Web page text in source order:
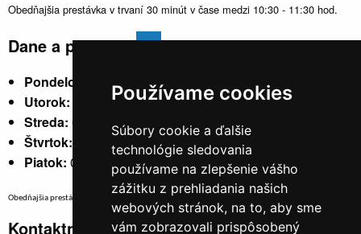
Používame cookies
Súbory cookie a ďalšie
technológie sledovania
používame na zlepšenie vášho
zážitku z prehliadania našich
webových stránok, na to, aby sme
vám zobrazovali prispôsobený
Obedňajšia prestávka v trvaní 30 minút v čase medzi 10:30 - 11:30 hod.
Dane a poplatky
Pondelok:
07:30 - 15:30
Utorok:
nestránkový
Streda: 07:30 - 17:00
Štvrtok:
nestránkový
Piatok: 07:30 - 14:00
Obedňajšia prestávka v trvaní 30 minút v čase medzi 10:30 - 11:30 hod.
Kontaktné údaje